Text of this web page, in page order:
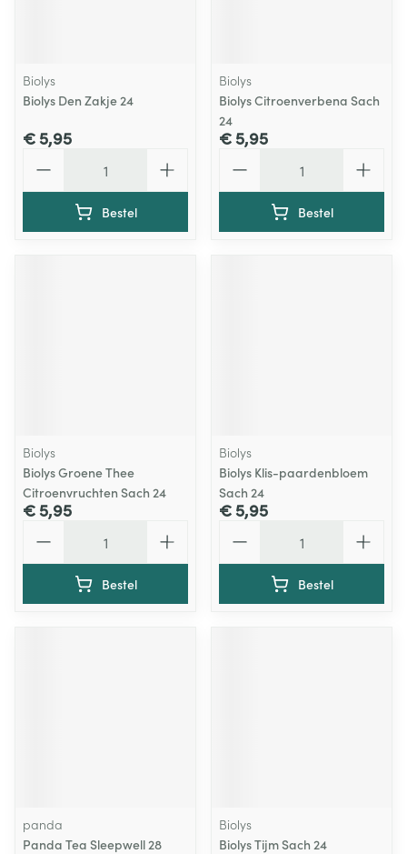
Biolys
Biolys Den Zakje 24
€ 5,95
Bestel
Biolys
Biolys Citroenverbena Sach
24
€ 5,95
Bestel
Biolys
Biolys Groene Thee
Citroenvruchten Sach 24
€ 5,95
Bestel
Biolys
Biolys Klis-paardenbloem
Sach 24
€ 5,95
Bestel
panda
Panda Tea Sleepwell 28
Biolys
Biolys Tijm Sach 24